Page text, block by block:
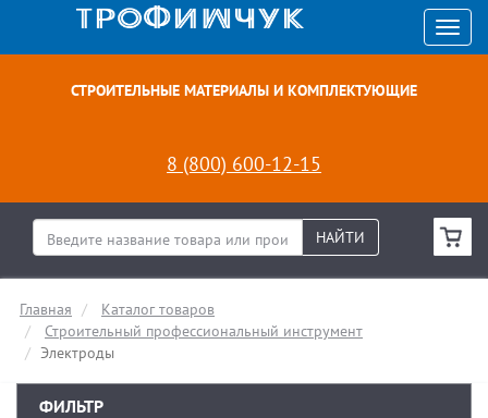
СТРОИТЕЛЬНЫЕ МАТЕРИАЛЫ И КОМПЛЕКТУЮЩИЕ
8 (800) 600-12-15
НАЙТИ
Главная
Каталог товаров
Строительный профессиональный инструмент
Электроды
ФИЛЬТР